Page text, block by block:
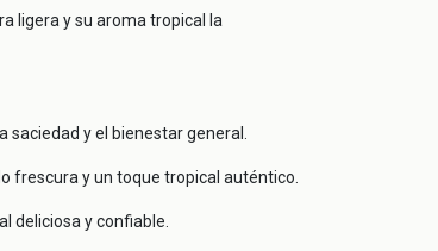
ligera y su aroma tropical la
saciedad y el bienestar general.
frescura y un toque tropical auténtico.
deliciosa y confiable.